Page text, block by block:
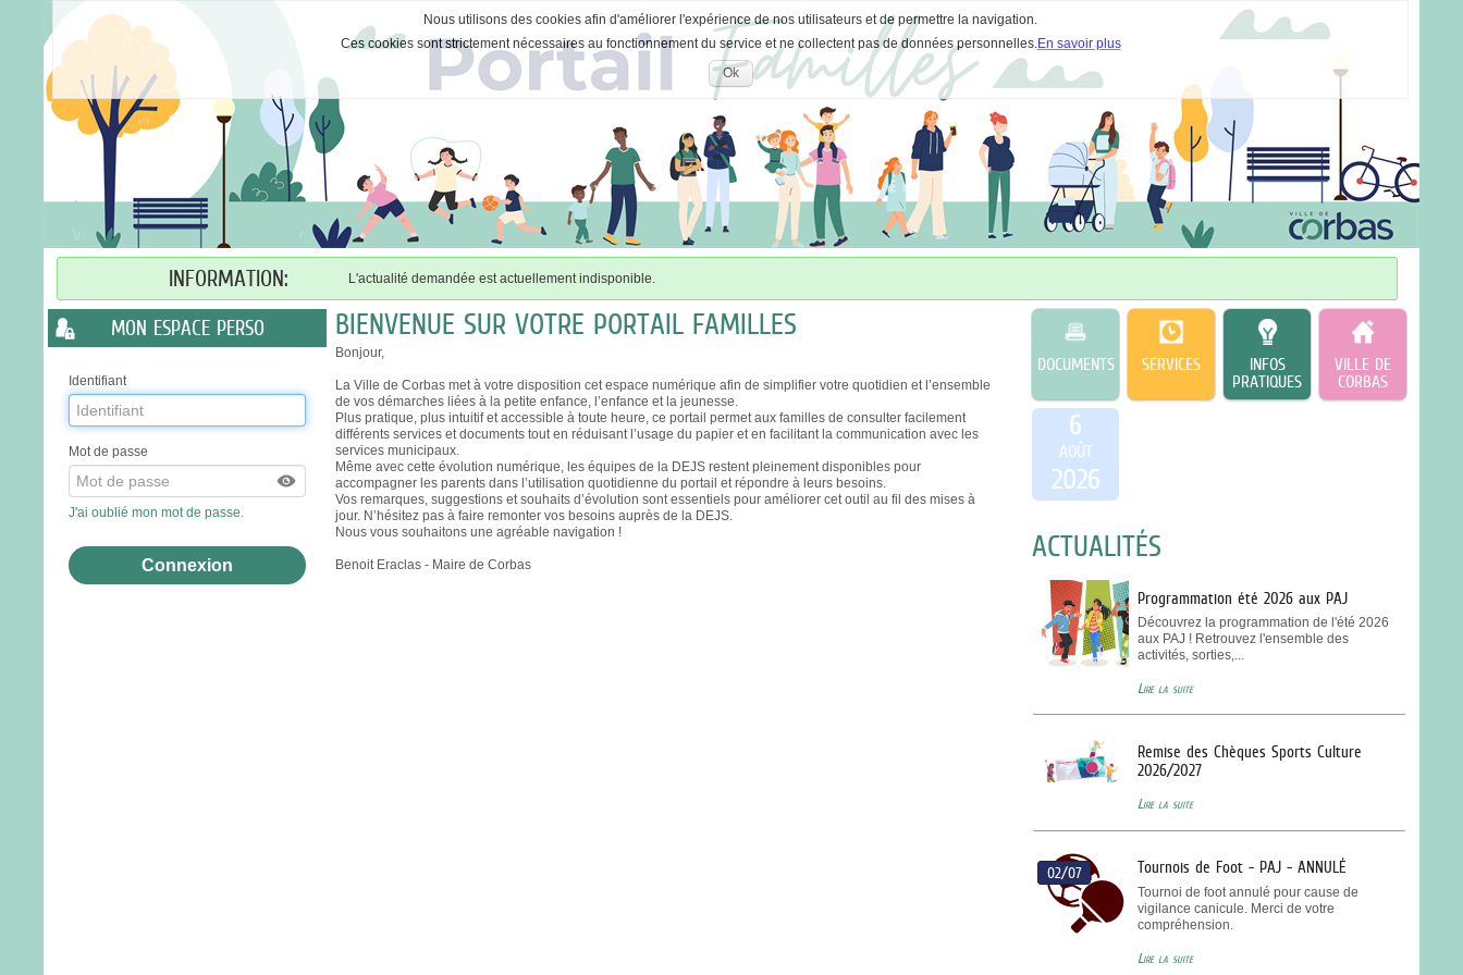
Nous utilisons des cookies afin d'améliorer l'expérience de nos utilisateurs et de permettre la navigation.
Ces cookies sont strictement nécessaires au fonctionnement du service et ne collectent pas de données personnelles.En savoir plus
Ok
Accepter
Liste
avertissements
INFORMATION: L'actualité demandée est actuellement indisponible.
MON ESPACE PERSO
Identifiant
Mot de passe
J'ai oublié mon mot de passe.
DOCUMENTS SERVICES
INFOS
PRATIQUES
VILLE DE
CORBAS
6
AOÛT
2026
BIENVENUE SUR VOTRE PORTAIL FAMILLES
Bonjour,
La Ville de Corbas met à votre disposition cet espace numérique afin de simplifier votre quotidien et l’ensemble
de vos démarches liées à la petite enfance, l’enfance et la jeunesse.
Plus pratique, plus intuitif et accessible à toute heure, ce portail permet aux familles de consulter facilement
différents services et documents tout en réduisant l’usage du papier et en facilitant la communication avec les
services municipaux.
Même avec cette évolution numérique, les équipes de la DEJS restent pleinement disponibles pour
accompagner les parents dans l’utilisation quotidienne du portail et répondre à leurs besoins.
Vos remarques, suggestions et souhaits d’évolution sont essentiels pour améliorer cet outil au fil des mises à
jour. N’hésitez pas à faire remonter vos besoins auprès de la DEJS.
Nous vous souhaitons une agréable navigation !
Benoit Eraclas - Maire de Corbas
ACTUALITÉS
Programmation été 2026 aux PAJ
Découvrez la programmation de l'été 2026
aux PAJ ! Retrouvez l'ensemble des
activités, sorties,...
Lire la suite
Remise des Chèques Sports Culture
2026/2027
Lire la suite
02/07 Tournois de Foot - PAJ - ANNULÉ
Tournoi de foot annulé pour cause de
vigilance canicule. Merci de votre
compréhension.
Lire la suite